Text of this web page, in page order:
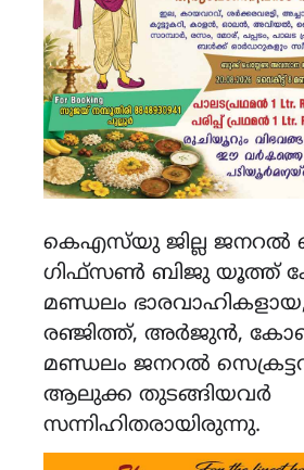
കെഎസ്‌യു ജില്ല ജനറൽ
ഗിഫ്സൺ ബിജു യൂത്ത്
മണ്ഡലം
രഞ്ജിത്ത്, അർജുൻ,
മണ്ഡലം ജനറൽ
ആലുക്ക തുടങ്ങിയവർ
സന്നിഹിതരായിരുന്നു.